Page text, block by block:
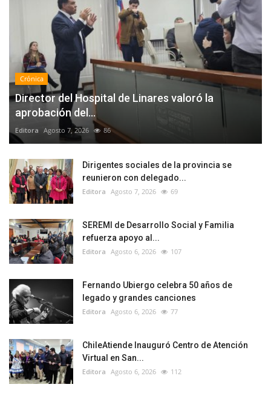
Crónica
Director del Hospital de Linares valoró la
aprobación del...
Editora Agosto 7, 2026 86
Dirigentes sociales de la provincia se
reunieron con delegado...
Editora Agosto 7, 2026 69
SEREMI de Desarrollo Social y Familia
refuerza apoyo al...
Editora Agosto 6, 2026 107
Fernando Ubiergo celebra 50 años de
legado y grandes canciones
Editora Agosto 6, 2026 77
ChileAtiende Inauguró Centro de Atención
Virtual en San...
Editora Agosto 6, 2026 112